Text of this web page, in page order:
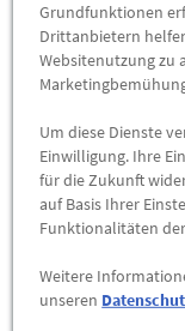
123023 (230)
123026 (250)
123030 (280)
123033 (280 E)
123050 (280 C)
Grundfunktionen
Drittanbietern
Websitenutzung zu
Um diese Dienste
Einwilligung. Ihre
für die Zukunft
auf Basis Ihrer
Funktionalitäten
Weitere
unseren